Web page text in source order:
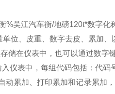
%吴江汽车衡/地磅120t*数字化
位、皮重、数字去皮、累加、
储在仪表中，也可以通过数字
仪表中，每组代码包括：代
动累加、打印累加和记录累